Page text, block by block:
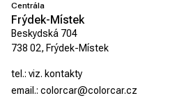
Centrála
Frýdek-Místek
Beskydská 704
738 02, Frýdek-Místek
tel.: viz. kontakty
email.: colorcar@colorcar.cz